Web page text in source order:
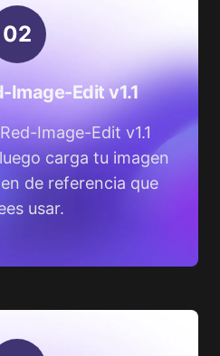
02
Image-Edit v1.1
Image-Edit v1.1
carga tu imagen
de referencia que
usar.